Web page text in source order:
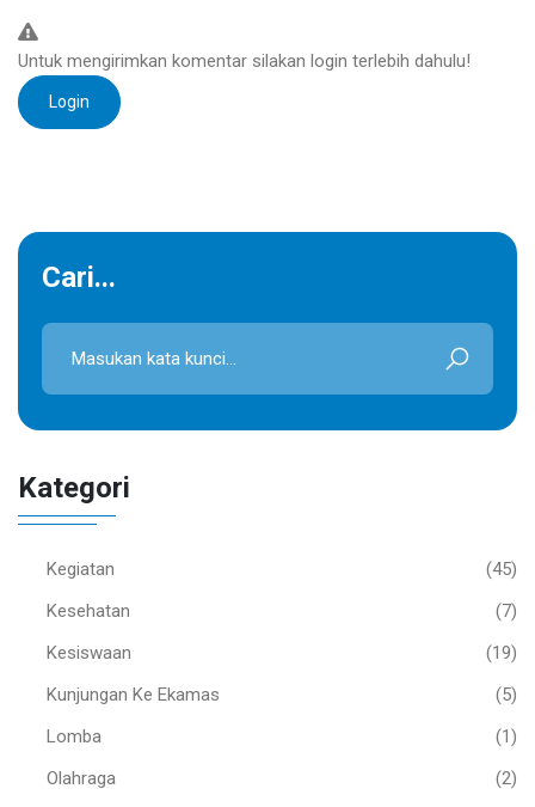
Untuk mengirimkan komentar silakan login terlebih dahulu!
Login
Cari...
Kategori
Kegiatan
(45)
Kesehatan
(7)
Kesiswaan
(19)
Kunjungan Ke Ekamas
(5)
Lomba
(1)
Olahraga
(2)